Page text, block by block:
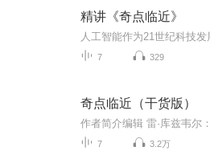
精讲《奇点临近》
7 329
奇点临近（干货版）
7 3.2万